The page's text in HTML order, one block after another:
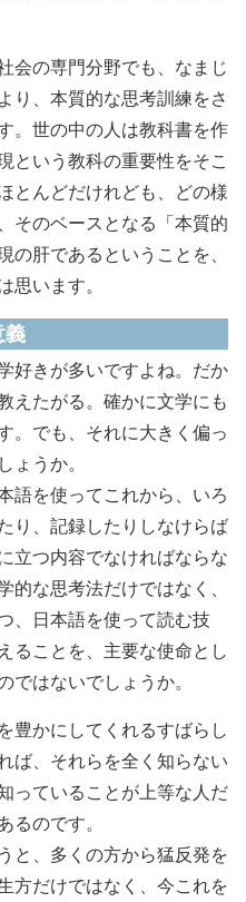
会の専門分野でも、なまじ
り、本質的な思考訓練をさ
。世の中の人は教科書を作
という教科の重要性をそこ
とんどだけれども、どの様
そのベースとなる「本質的
の肝であるということを、
思います。
義
好きが多いですよね。だか
えたがる。確かに文学にも
。でも、それに大きく偏っ
ょうか。
語を使ってこれから、いろ
り、記録したりしなけらば
立つ内容でなければならな
的な思考法だけではなく、
、日本語を使って読む技
ることを、主要な使命とし
ではないでしょうか。
豊かにしてくれるすばらし
ば、それらを全く知らない
っていることが上等な人だ
るのです。
と、多くの方から猛反発を
方だけではなく、今これを